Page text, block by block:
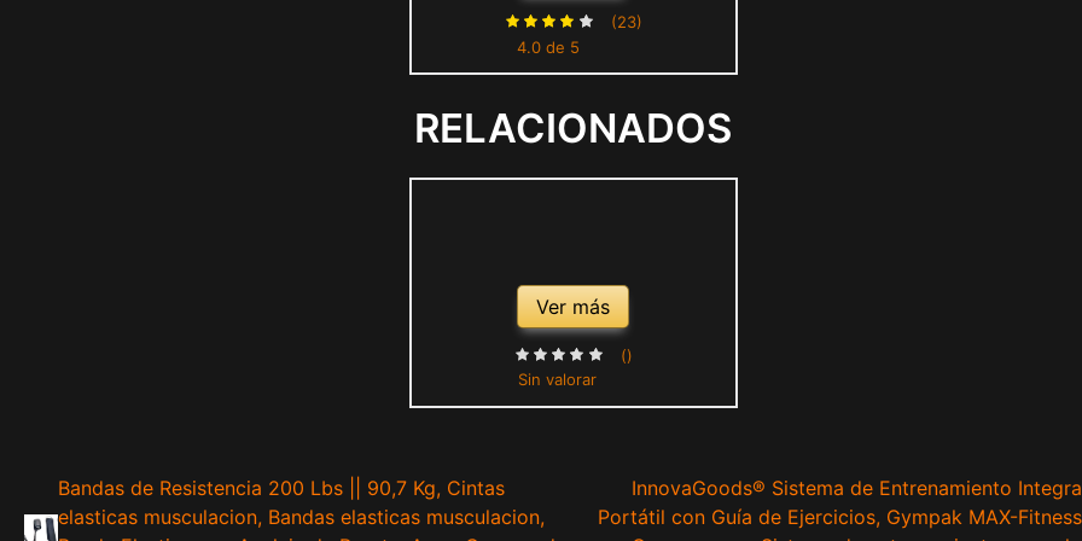
de Mano para Fortalecimiento
Terapia de Mano Dedo Muñeca 3
4.0 de 5
(23)
RELACIONADOS
Ver más
Sin valorar
()
Bandas de Resistencia 200 Lbs || 90,7 Kg, Cintas
elasticas musculacion, Bandas elasticas musculacion,
InnovaGoods® Sistema de Entrenamiento
Portátil con Guía de Ejercicios, Gympak MAX-